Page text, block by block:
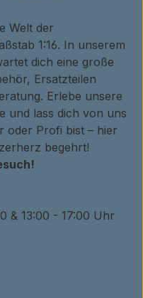
Welt der
1:16. In unserem
dich eine große
Ersatzteilen
Erlebe unsere
und lass dich von uns
oder Profi bist – hier
begehrt!
& 13:00 - 17:00 Uhr